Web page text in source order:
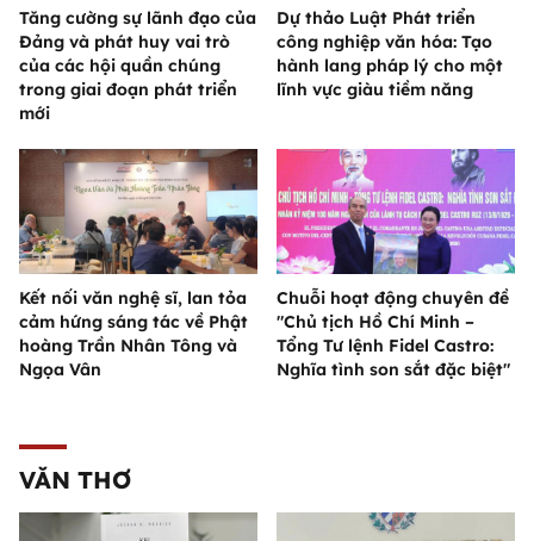
Tăng cường sự lãnh đạo của
Đảng và phát huy vai trò
của các hội quần chúng
trong giai đoạn phát triển
mới
Dự thảo Luật Phát triển
công nghiệp văn hóa: Tạo
hành lang pháp lý cho một
lĩnh vực giàu tiềm năng
Kết nối văn nghệ sĩ, lan tỏa
cảm hứng sáng tác về Phật
hoàng Trần Nhân Tông và
Ngọa Vân
Chuỗi hoạt động chuyên đề
"Chủ tịch Hồ Chí Minh –
Tổng Tư lệnh Fidel Castro:
Nghĩa tình son sắt đặc biệt"
VĂN THƠ